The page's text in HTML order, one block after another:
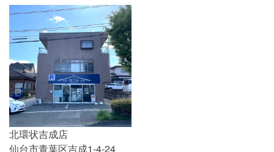
北環状吉成店
仙台市青葉区吉成1-4-24